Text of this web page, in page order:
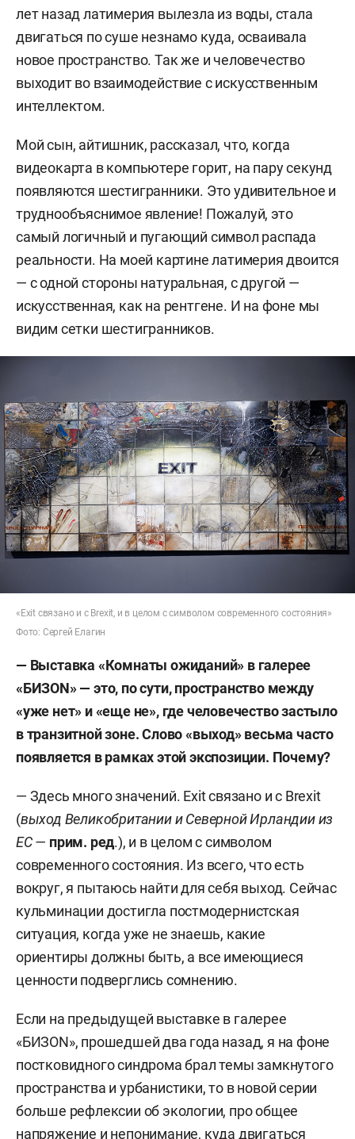
лет назад латимерия вылезла из воды, стала
двигаться по суше незнамо куда, осваивала
новое пространство. Так же и человечество
выходит во взаимодействие с искусственным
интеллектом.
Мой сын, айтишник, рассказал, что, когда
видеокарта в компьютере горит, на пару секунд
появляются шестигранники. Это удивительное и
труднообъяснимое явление! Пожалуй, это
самый логичный и пугающий символ распада
реальности. На моей картине латимерия двоится
— с одной стороны натуральная, с другой —
искусственная, как на рентгене. И на фоне мы
видим сетки шестигранников.
«Exit связано и с Brexit, и в целом с символом современного состояния»
Фото: Сергей Елагин
— Выставка «Комнаты ожиданий» в галерее
«БИЗON»— это, по сути, пространство между
«уже нет» и «еще не», где человечество застыло
в транзитной зоне. Слово «выход» весьма часто
появляется в рамках этой экспозиции. Почему?
— Здесь много значений. Exit связано и с Brexit
(выход Великобритании и Северной Ирландии из
ЕС — прим. ред.), и в целом с символом
современного состояния. Из всего, что есть
вокруг, я пытаюсь найти для себя выход. Сейчас
кульминации достигла постмодернистская
ситуация, когда уже не знаешь, какие
ориентиры должны быть, а все имеющиеся
ценности подверглись сомнению.
Если на предыдущей выставке в галерее
«БИЗON», прошедшей два года назад, я на фоне
постковидного синдрома брал темы замкнутого
пространства и урбанистики, то в новой серии
больше рефлексии об экологии, про общее
напряжение и непонимание, куда двигаться